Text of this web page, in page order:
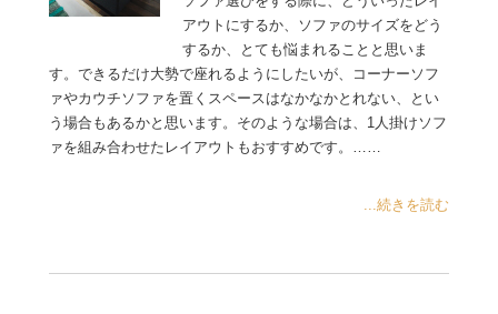
アウトにするか、ソファのサイズをどう
するか、とても悩まれることと思いま
す。できるだけ大勢で座れるようにしたいが、コーナーソフ
ァやカウチソファを置くスペースはなかなかとれない、とい
う場合もあるかと思います。そのような場合は、1人掛けソフ
ァを組み合わせたレイアウトもおすすめです。……
...続きを読む